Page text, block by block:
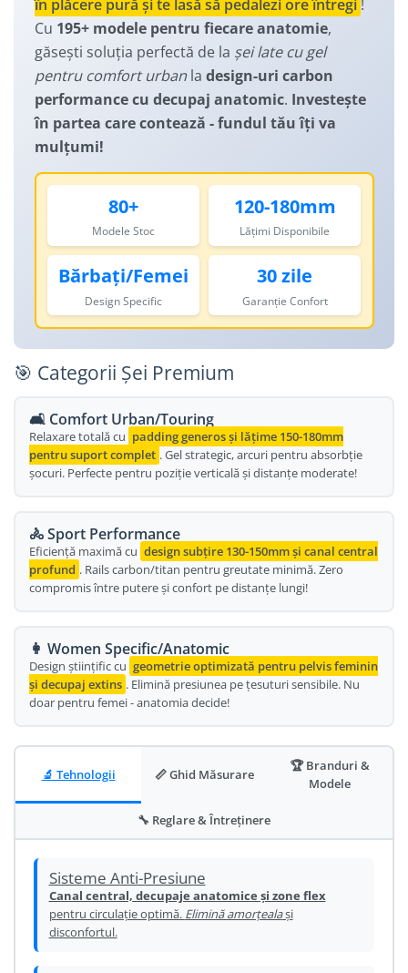
Lumini Spate
Cosuri pentru Biciclete
Ghidoline
Huse Șa
Mansoane
Pedale SPD
Borsete si Genti
Protectii Cadru
Suport bidon si bidon
Oglinda
Pompe
Sonerie
Accesorii Remorca
Roti ajutatoare
Scaune pentru Copii
Lanturi
ZA Missinglink
Solutii Tubeless
Spacere/Axe Butuci/Rulmenti
Cabluri
Capete Cablu si Manta
Coliere Șa
Accesorii Frane Hidraulice
Distantiere
Thru Axle
Placute Frana Disc
Roti Fata
Roti Spate
Set Roti
Suspensii Spate
Butuci Roata
Schimbator Pinioane
Schimbator Foi
Manete Schimbator
Disc frana
Cuvete
Monobloc
Manusi
Ochelari
în plăcere pură și te lasă să pedalezi ore întregi !
Cu 195+ modele pentru fiecare anatomie,
găsești soluția perfectă de la șei late cu gel
pentru comfort urbanla design-uri carbon
performance cu decupaj anatomic. Investește
în partea care contează - fundul tău îți va
mulțumi!
80+
Modele Stoc
120-180mm
Lățimi Disponibile
Bărbați/Femei
Design Specific
30 zile
Garanție Confort
🎯 Categorii Șei Premium
🛋️ Comfort Urban/Touring
Relaxare totală cu padding generos și lățime 150-180mm
pentru suport complet . Gel strategic, arcuri pentru absorbție
șocuri. Perfecte pentru poziție verticală și distanțe moderate!
🚴 Sport Performance
Eficiență maximă cu design subțire 130-150mm și canal central
profund . Rails carbon/titan pentru greutate minimă. Zero
compromis între putere și confort pe distanțe lungi!
👩 Women Specific/Anatomic
Design științific cu geometrie optimizată pentru pelvis feminin
și decupaj extins . Elimină presiunea pe țesuturi sensibile. Nu
doar pentru femei - anatomia decide!
🔬 Tehnologii 📏 Ghid Măsurare
🏆 Branduri &
Modele
🔧 Reglare & Întreținere
Sisteme Anti-Presiune
Canal central, decupaje anatomice și zone flex
pentru circulație optimă. Elimină amorțealași
disconfortul.